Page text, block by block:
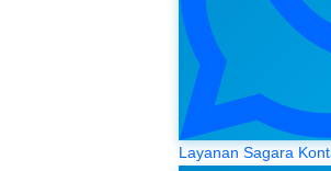
Layanan Sagara